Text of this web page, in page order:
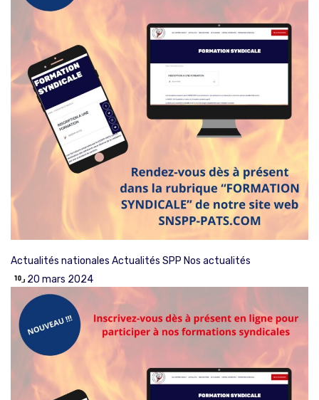
Actualités nationales Actualités SPP Nos actualités
20 mars 2024